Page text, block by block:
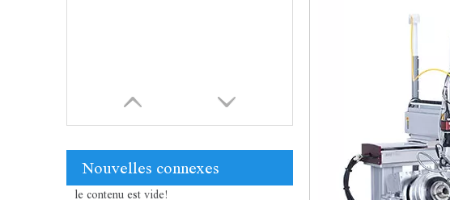
Nouvelles connexes
le contenu est vide!